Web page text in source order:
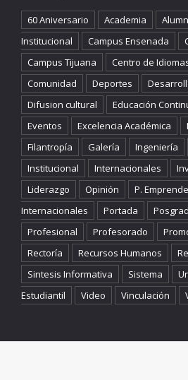
60 Aniversario Academia
Institucional
Campus Ensenada
Campus Tijuana
Centro de
Comunidad
Deportes
Difusion cultural
Educación
Eventos
Excelencia Académica
Filantropía
Galería Ingeniería
Institucional
Internacionales
Liderazgo
Opinión P.
Internacionales
Portada
Profesional
Profesorado
Rectoría
Recursos Humanos
Sintesis Informativa
Sistema
Estudiantil
Video Vinculación